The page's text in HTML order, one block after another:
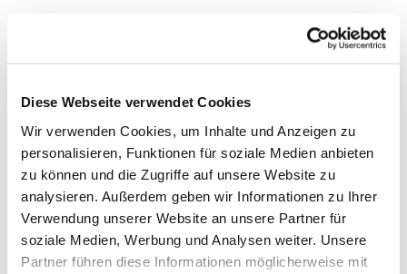
Diese Webseite verwendet Cookies
Wir verwenden Cookies, um Inhalte und Anzeigen zu
personalisieren, Funktionen für soziale Medien anbieten
zu können und die Zugriffe auf unsere Website zu
analysieren. Außerdem geben wir Informationen zu Ihrer
Verwendung unserer Website an unsere Partner für
soziale Medien, Werbung und Analysen weiter. Unsere
Partner führen diese Informationen möglicherweise mit